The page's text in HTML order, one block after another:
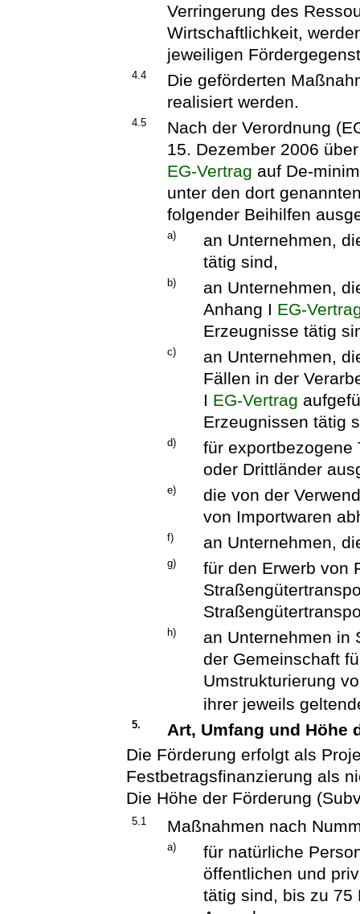
Verringerung des
Wirtschaftlichkeit,
jeweiligen
4.4
Die geförderten
realisiert werden.
4.5
Nach der Verordnung
15. Dezember 2006
EG-Vertrag auf De-
unter den dort
folgender Beihilfen
a)
an Unternehmen,
tätig sind,
b)
an Unternehmen,
Anhang I EG-
Erzeugnisse tätig
c)
an Unternehmen,
Fällen in der
I EG-Vertrag
Erzeugnissen tätig
d)
für exportbezogene
oder Drittländer
e)
die von der
von Importwaren
f) an Unternehmen,
g)
für den Erwerb von
h)
an Unternehmen in
der Gemeinschaft
Umstrukturierung
ihrer jeweils
5.
Art, Umfang und Höhe
Die Förderung erfolgt als
Festbetragsfinanzierung als
Die Höhe der Förderung
5.1 Maßnahmen nach
a)
für natürliche
öffentlichen und
tätig sind, bis zu 75